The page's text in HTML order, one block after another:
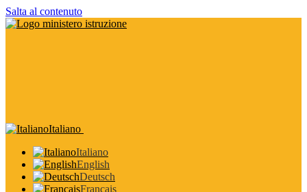
Salta al contenuto
Italiano
Italiano
English
Deutsch
Français